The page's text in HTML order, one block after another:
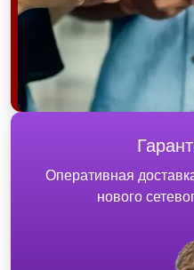
Оперативная
нового